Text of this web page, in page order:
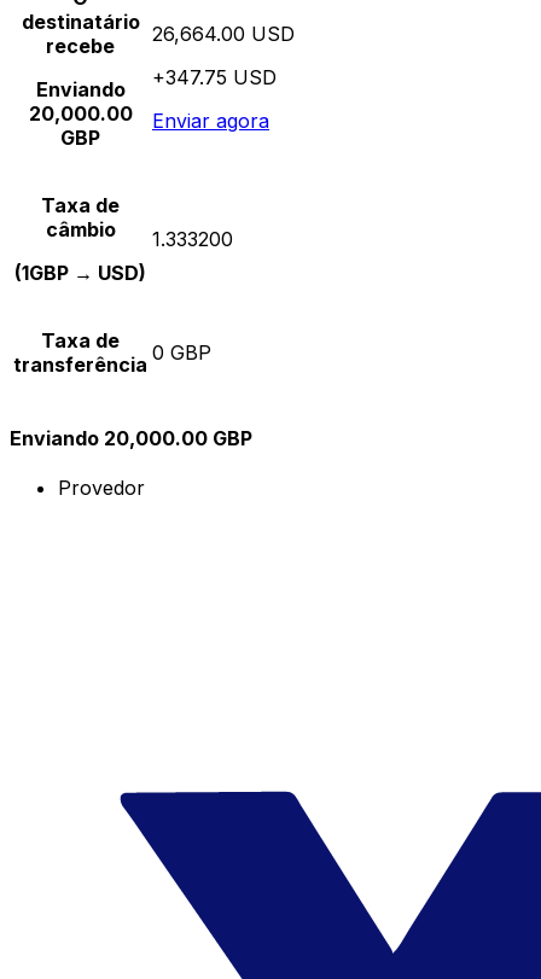
destinatário
recebe
Enviando
20,000.00
GBP
26,664.00 USD
+347.75 USD
Enviar agora
Taxa de
câmbio
(1GBP → USD)
1.333200
Taxa de
transferência 0 GBP
Enviando 20,000.00 GBP
Provedor